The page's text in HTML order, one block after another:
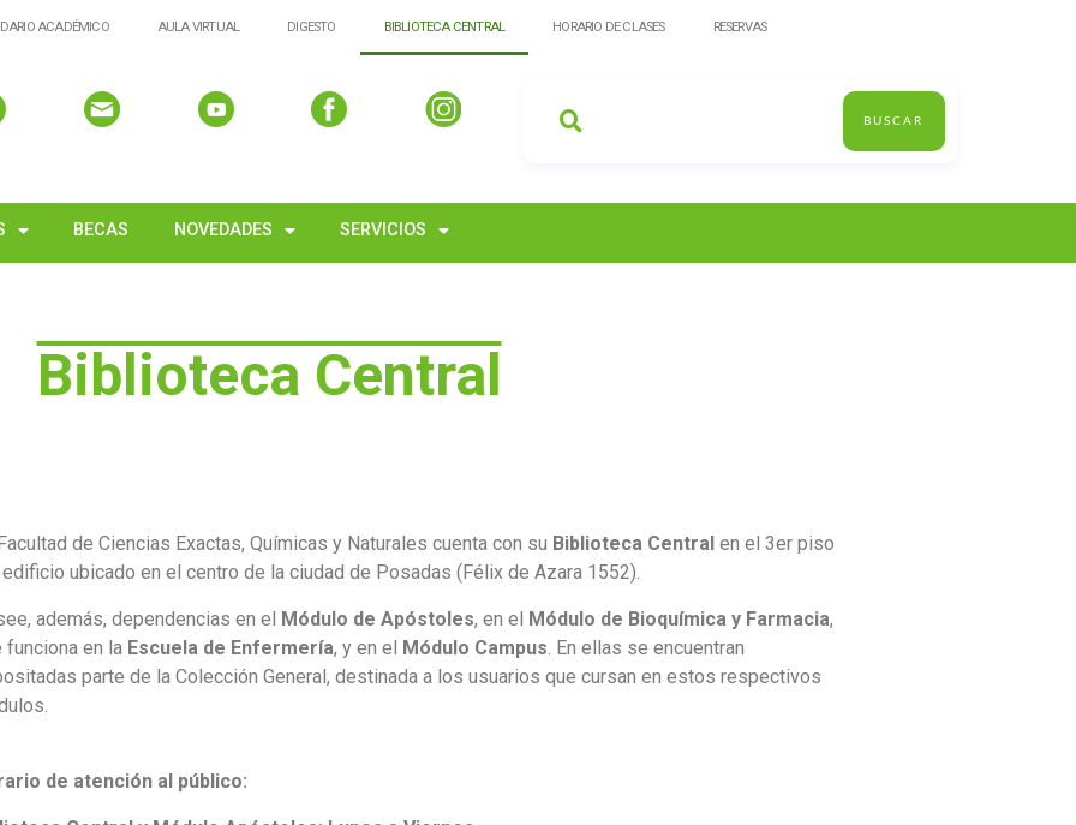
ACADÉMICO AULA VIRTUAL DIGESTO BIBLIOTECA CENTRAL HORARIO DE CLASES RESERVAS
BUSCAR
BECAS NOVEDADES SERVICIOS
Biblioteca Central
de Ciencias Exactas, Químicas y Naturales cuenta con su Biblioteca Central en el 3er piso
ubicado en el centro de la ciudad de Posadas (Félix de Azara 1552).
además, dependencias en el Módulo de Apóstoles, en el Módulo de Bioquímica y Farmacia,
funciona en la Escuela de Enfermería, y en el Módulo Campus . En ellas se encuentran
parte de la Colección General, destinada a los usuarios que cursan en estos respectivos
de atención al público: